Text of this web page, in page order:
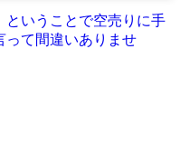
ということで空売りに手
って間違いありませ